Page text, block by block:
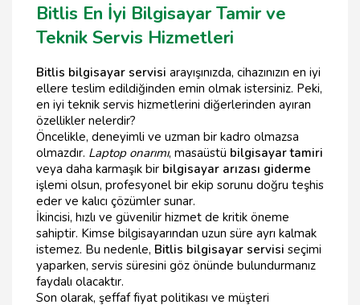
Bitlis En İyi Bilgisayar Tamir ve
Teknik Servis Hizmetleri
Bitlis bilgisayar servisi arayışınızda, cihazınızın en iyi
ellere teslim edildiğinden emin olmak istersiniz. Peki,
en iyi teknik servis hizmetlerini diğerlerinden ayıran
özellikler nelerdir?
Öncelikle, deneyimli ve uzman bir kadro olmazsa
olmazdır. Laptop onarımı, masaüstü bilgisayar tamiri
veya daha karmaşık bir bilgisayar arızası giderme
işlemi olsun, profesyonel bir ekip sorunu doğru teşhis
eder ve kalıcı çözümler sunar.
İkincisi, hızlı ve güvenilir hizmet de kritik öneme
sahiptir. Kimse bilgisayarından uzun süre ayrı kalmak
istemez. Bu nedenle, Bitlis bilgisayar servisi seçimi
yaparken, servis süresini göz önünde bulundurmanız
faydalı olacaktır.
Son olarak, şeffaf fiyat politikası ve müşteri